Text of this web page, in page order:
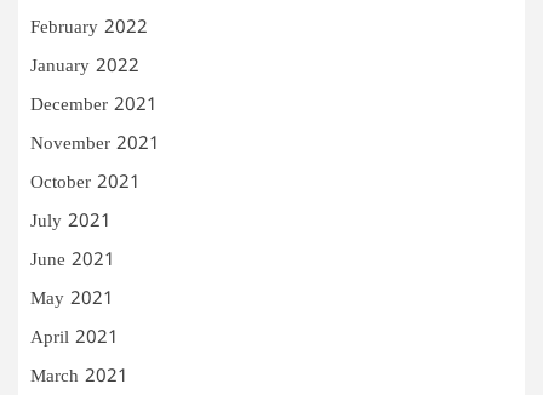
February 2022
January 2022
December 2021
November 2021
October 2021
July 2021
June 2021
May 2021
April 2021
March 2021